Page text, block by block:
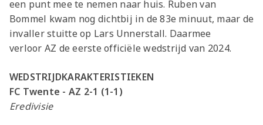
een punt mee te nemen naar huis. Ruben van
Bommel kwam nog dichtbij in de 83e minuut, maar de
invaller stuitte op Lars Unnerstall. Daarmee
verloor AZ de eerste officiële wedstrijd van 2024.
WEDSTRIJDKARAKTERISTIEKEN
FC Twente - AZ 2-1 (1-1)
Eredivisie